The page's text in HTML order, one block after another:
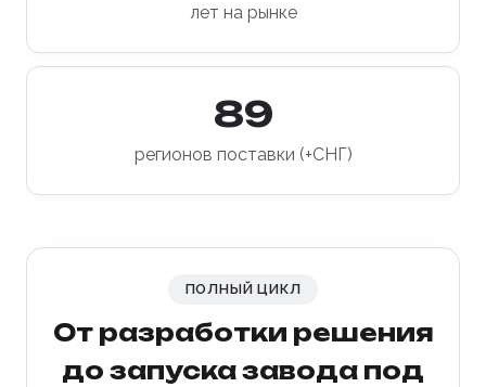
лет на рынке
89
регионов поставки (+СНГ)
ПОЛНЫЙ ЦИКЛ
От разработки решения
до запуска завода под